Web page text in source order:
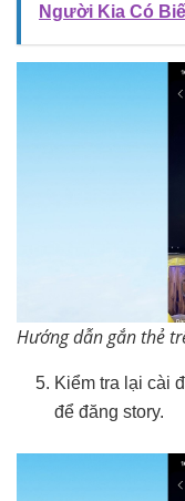
Người Kia Có
Hướng dẫn gắn thẻ
Kiểm tra lại cài
để đăng story.